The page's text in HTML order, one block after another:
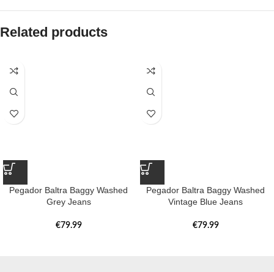
Related products
Pegador Baltra Baggy Washed
Grey Jeans
€79.99
Pegador Baltra Baggy Washed
Vintage Blue Jeans
€79.99